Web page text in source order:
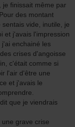
je finissait même par
des montant
vide, inutile, je
et j'avais l'impression
enchainé les
crises d'angoisse
c'était comme si
l'air d'être une
et j'avais le
que je viendrais
grave crise